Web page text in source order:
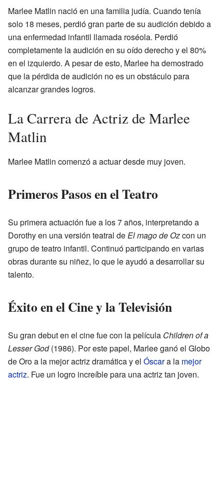
Marlee Matlin nació en una familia judía. Cuando tenía
solo 18 meses, perdió gran parte de su audición debido a
una enfermedad infantil llamada roséola. Perdió
completamente la audición en su oído derecho y el 80%
en el izquierdo. A pesar de esto, Marlee ha demostrado
que la pérdida de audición no es un obstáculo para
alcanzar grandes logros.
La Carrera de Actriz de Marlee
Matlin
Marlee Matlin comenzó a actuar desde muy joven.
Primeros Pasos en el Teatro
Su primera actuación fue a los 7 años, interpretando a
Dorothy en una versión teatral deEl mago de Ozcon un
grupo de teatro infantil. Continuó participando en varias
obras durante su niñez, lo que le ayudó a desarrollar su
talento.
Éxito en el Cine y la Televisión
Su gran debut en el cine fue con la película Children of a
Lesser God(1986). Por este papel, Marlee ganó el Globo
de Oro a la mejor actriz dramática y el Óscara la mejor
actriz. Fue un logro increíble para una actriz tan joven.